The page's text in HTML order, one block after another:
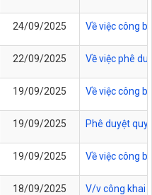
24/09/2025 Về việc công
22/09/2025 Về việc phê
19/09/2025 Về việc công
19/09/2025 Phê duyệt
19/09/2025 Về việc công
18/09/2025 V/v công khai